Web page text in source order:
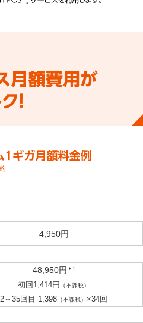
4,950円
48,950円 ＊ 1
初回1,414円 （不課税）
2～35回目 1,398 （不課税） ×34回